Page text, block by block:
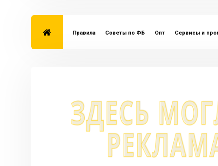
Правила Советы по ФБ Опт Сервисы и